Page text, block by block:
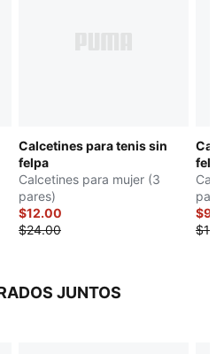
Calcetines para tenis sin
felpa
Calcetines para mujer (3
pares)
$12.00
$24.00
JUNTOS